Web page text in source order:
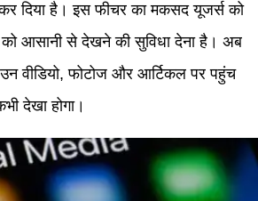
दिया है। इस फीचर का मकसद यूजर्स को
को आसानी से देखने की सुविधा देना है। अब
वीडियो, फोटोज और आर्टिकल पर पहुंच
देखा होगा।